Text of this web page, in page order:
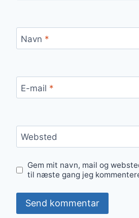
Navn *
E-mail *
Websted
Gem mit navn, mail og
til næste gang jeg